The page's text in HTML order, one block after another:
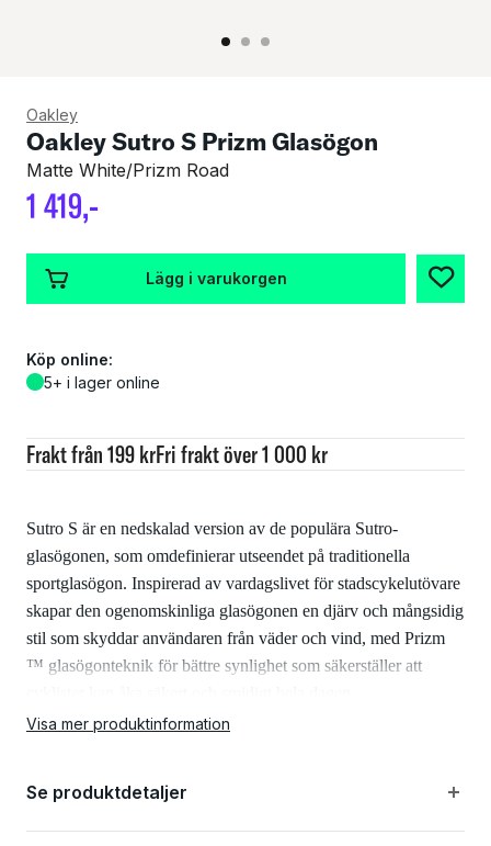
Oakley
Oakley Sutro S Prizm Glasögon
Matte White/Prizm Road
1 419,-
Sutro S är en nedskalad version av de populära Sutro-
glasögonen, som omdefinierar utseendet på traditionella
sportglasögon. Inspirerad av vardagslivet för stadscykelutövare
skapar den ogenomskinliga glasögonen en djärv och mångsidig
stil som skyddar användaren från väder och vind, med Prizm
™ glasögonteknik för bättre synlighet som säkerställer att
Prizm™ är en revolutionerande linsteknologi som är utvecklad
och bygger på tiotals år med vetenskaplig forskning på färg och
Visa mer produktinformation
Frakt från 199 krFri frakt över 1 000 kr
Lägg i varukorgen
Köp online:
5+ i lager online
Se produktdetaljer